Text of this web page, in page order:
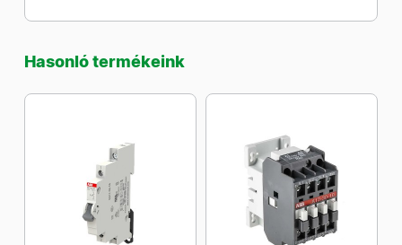
Hasonló termékeink